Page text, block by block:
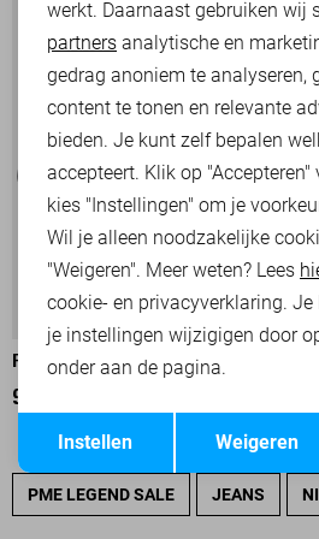
-25%
PME LEGEND VEST
90,00
PME LEGEND SALE JEANS
Analytische cookies
Marketing cookies
werkt. Daarnaast gebruiken wij
partners analytische en
gedrag anoniem te analyseren,
content te tonen en relevante
bieden. Je kunt zelf bepalen
accepteert. Klik op
kies "Instellingen" om je
Wil je alleen noodzakelijke
"Weigeren". Meer weten? Lees
cookie- en privacyverklaring.
je instellingen wijzigigen door
onder aan de pagina.
Weigeren
Instellen